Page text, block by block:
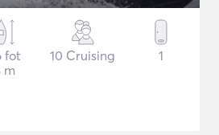
fot
m
10 Cruising 1